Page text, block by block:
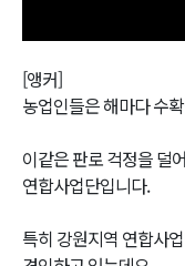
[앵커]
농업인들은 해마다 수
이같은 판로 걱정을 덜
연합사업단입니다.
특히 강원지역 연합사